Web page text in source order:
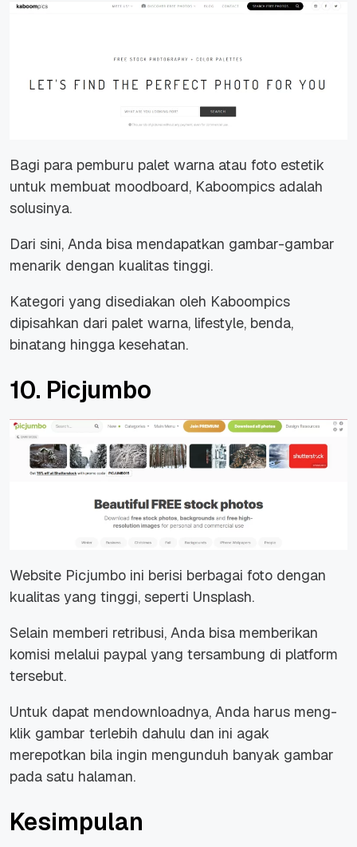
Bagi para pemburu palet warna atau foto estetik
untuk membuat moodboard, Kaboompics adalah
solusinya.
Dari sini, Anda bisa mendapatkan gambar-gambar
menarik dengan kualitas tinggi.
Kategori yang disediakan oleh Kaboompics
dipisahkan dari palet warna, lifestyle, benda,
binatang hingga kesehatan.
10. Picjumbo
Website Picjumbo ini berisi berbagai foto dengan
kualitas yang tinggi, seperti Unsplash.
Selain memberi retribusi, Anda bisa memberikan
komisi melalui paypal yang tersambung di platform
tersebut.
Untuk dapat mendownloadnya, Anda harus meng-
klik gambar terlebih dahulu dan ini agak
merepotkan bila ingin mengunduh banyak gambar
pada satu halaman.
Kesimpulan